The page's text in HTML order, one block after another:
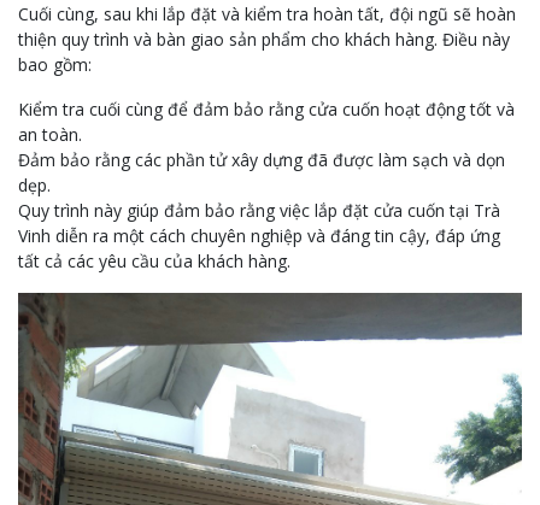
Cuối cùng, sau khi lắp đặt và kiểm tra hoàn tất, đội ngũ sẽ hoàn
thiện quy trình và bàn giao sản phẩm cho khách hàng. Điều này
bao gồm:
Kiểm tra cuối cùng để đảm bảo rằng cửa cuốn hoạt động tốt và
an toàn.
Đảm bảo rằng các phần tử xây dựng đã được làm sạch và dọn
dẹp.
Quy trình này giúp đảm bảo rằng việc lắp đặt cửa cuốn tại Trà
Vinh diễn ra một cách chuyên nghiệp và đáng tin cậy, đáp ứng
tất cả các yêu cầu của khách hàng.